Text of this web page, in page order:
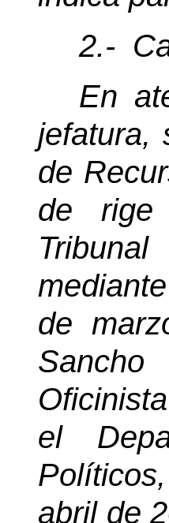
2.-
En
jefatura,
de
de rige
de
el
abril de